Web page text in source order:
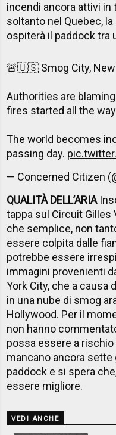
incendi ancora attivi in
soltanto nel Quebec,
ospiterà il paddock tra
🚨🇺🇸 Smog City,
Authorities are
fires started all the
The world becomes
passing day.
— Concerned Citizen
QUALITÀ DELL’ARIA
tappa sul Circuit Gilles
che semplice, non
essere colpita dalle
potrebbe essere
immagini provenienti
York City, che a causa
in una nube di smog
Hollywood. Per il
non hanno
possa essere a
mancano ancora sette
paddock e si spera
essere migliore.
VEDI ANCHE